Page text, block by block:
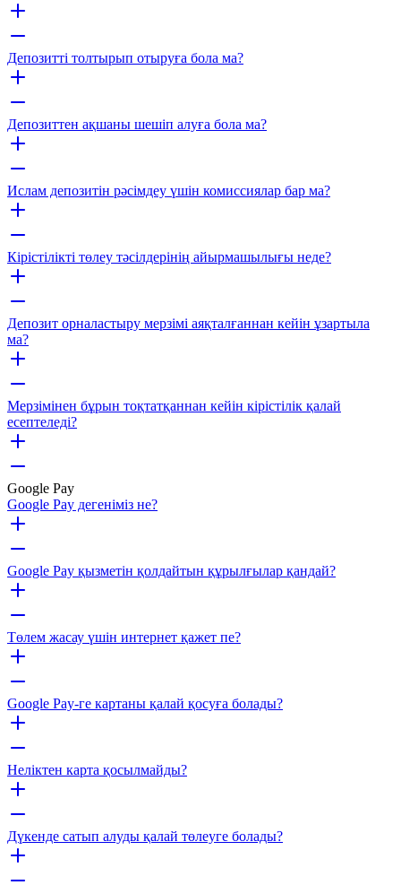
Депозитті толтырып отыруға бола ма?
Депозиттен ақшаны шешіп алуға бола ма?
Ислам депозитін рәсімдеу үшін комиссиялар бар ма?
Кірістілікті төлеу тәсілдерінің айырмашылығы неде?
Депозит орналастыру мерзімі аяқталғаннан кейін ұзартыла
ма?
Мерзімінен бұрын тоқтатқаннан кейін кірістілік қалай
есептеледі?
Google Pay
Google Pay дегеніміз не?
Google Pay қызметін қолдайтын құрылғылар қандай?
Төлем жасау үшін интернет қажет пе?
Google Pay-ге картаны қалай қосуға болады?
Неліктен карта қосылмайды?
Дүкенде сатып алуды қалай төлеуге болады?